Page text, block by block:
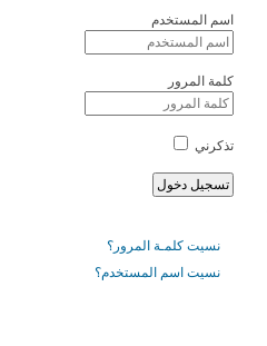
اسم المستخدم
كلمة المرور
تذكرني
نسيت كلمـة المرور؟
نسيت اسم المستخدم؟